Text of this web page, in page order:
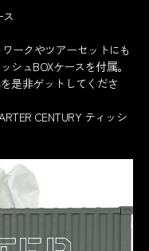
ス
ークやツアーセットにも
シュBOXケースを付属。
是非ゲットしてくださ
CENTURY ティッシ